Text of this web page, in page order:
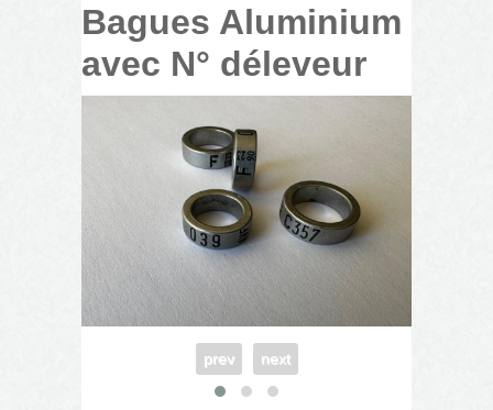
Bagues Aluminium
avec N° déleveur
prev next